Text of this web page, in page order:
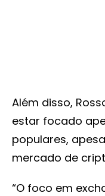
Além disso,
estar focado
populares,
mercado de
“O foco em